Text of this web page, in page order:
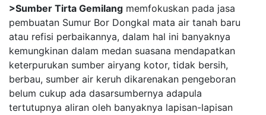
>Sumber Tirta Gemilang memfokuskan pada jasa
pembuatan Sumur Bor Dongkal mata air tanah baru
atau refisi perbaikannya, dalam hal ini banyaknya
kemungkinan dalam medan suasana mendapatkan
keterpurukan sumber airyang kotor, tidak bersih,
berbau, sumber air keruh dikarenakan pengeboran
belum cukup ada dasarsumbernya adapula
tertutupnya aliran oleh banyaknya lapisan-lapisan